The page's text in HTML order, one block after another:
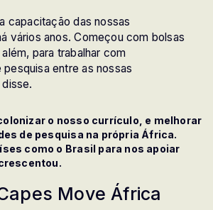
capacitação das nossas
vários anos. Começou com bolsas
para trabalhar com
entre as nossas
o nosso currículo, e melhorar
de pesquisa na própria África.
como o Brasil para nos apoiar
Move África